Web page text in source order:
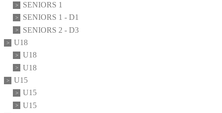
SENIORS 1
SENIORS 1 - D1
SENIORS 2 - D3
U18
U18
U18
U15
U15
U15